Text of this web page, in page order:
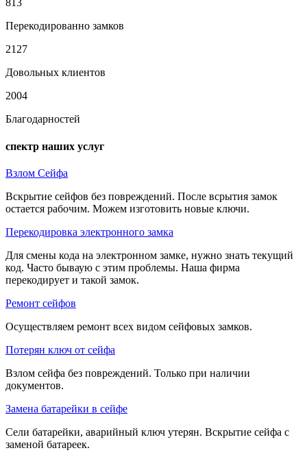
813
Перекодированно замков
2127
Довольных клиентов
2004
Благодарностей
спектр наших услуг
Взлом Сейфа
Вскрытие сейфов без повреждений. После всрытия замок
остается рабочим. Можем изготовить новые ключи.
Перекодировка электронного замка
Для смены кода на электронном замке, нужно знать текущий
код. Часто бываую с этим проблемы. Наша фирма
перекодирует и такой замок.
Ремонт сейфов
Осуществляем ремонт всех видом сейфовых замков.
Потерян ключ от сейфа
Взлом сейфа без повреждений. Только при наличии
документов.
Замена батарейки в сейфе
Сели батарейки, аварийный ключ утерян. Вскрытие сейфа с
заменой батареек.